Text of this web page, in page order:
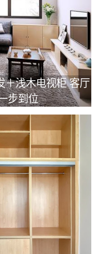
＋浅木电视柜 客厅
步到位